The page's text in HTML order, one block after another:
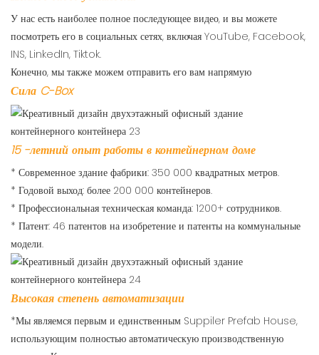
У нас есть наиболее полное последующее видео, и вы можете
посмотреть его в социальных сетях, включая YouTube, Facebook,
INS, LinkedIn, Tiktok.
Конечно, мы также можем отправить его вам напрямую
Сила C-Box
15 -летний опыт работы в контейнерном доме
* Современное здание фабрики: 350 000 квадратных метров.
* Годовой выход: более 200 000 контейнеров.
* Профессиональная техническая команда: 1200+ сотрудников.
* Патент: 46 патентов на изобретение и патенты на коммунальные
модели.
Высокая степень автоматизации
*Мы являемся первым и единственным Suppiler Prefab House,
использующим полностью автоматическую производственную